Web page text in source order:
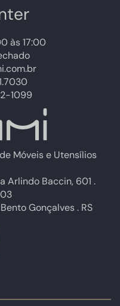
às 17:00
1099
Móveis e Utensílios
Arlindo Baccin, 601 .
Gonçalves . RS